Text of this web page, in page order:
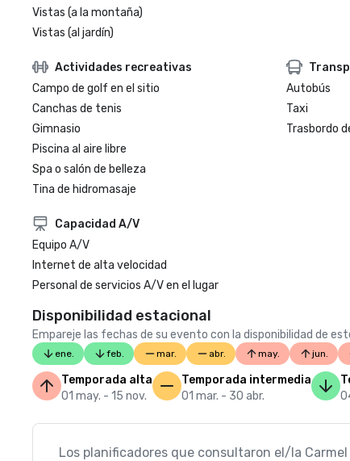
Vistas (a la montaña)
Vistas (al jardín)
Actividades recreativas
Campo de golf en el sitio
Canchas de tenis
Gimnasio
Piscina al aire libre
Spa o salón de belleza
Tina de hidromasaje
Autobús
Taxi
Trasbordo
Capacidad A/V
Equipo A/V
Internet de alta velocidad
Personal de servicios A/V en el lugar
Disponibilidad estacional
Empareje las fechas de su evento con la disponibilidad de
ene. feb. mar. abr. may. jun.
Temporada alta
01 may. - 15 nov.
Temporada intermedia
01 mar. - 30 abr.
Los planificadores que consultaron el/la Carmel